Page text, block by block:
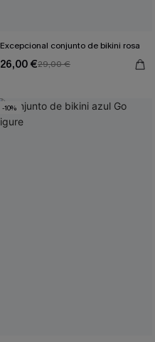
Excepcional conjunto de bikini rosa
26,00 €29,00 €
-10%